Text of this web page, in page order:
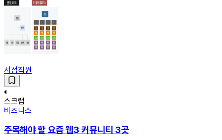
서점직원
스크랩
비즈니스
주목해야 할 요즘 웹3 커뮤니티 3곳